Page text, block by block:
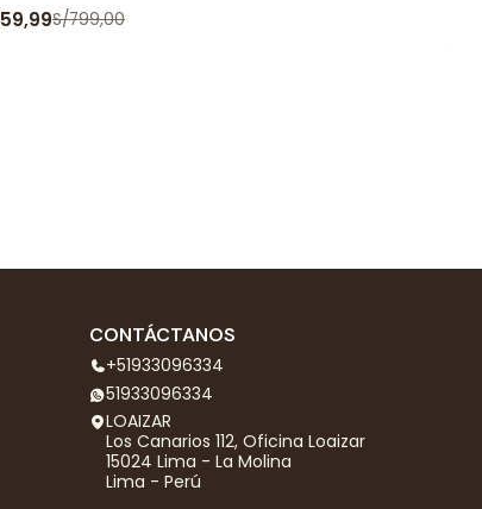
S/799,00
CONTÁCTANOS
+51933096334
51933096334
LOAIZAR
Los Canarios 112, Oficina Loaizar
15024 Lima - La Molina
Lima - Perú